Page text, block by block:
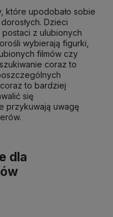
dla
które upodobało sobie
Dzieci
postaci z ulubionych
wybierają figurki,
filmów czy
coraz to
to bardziej
się
przykuwają uwagę